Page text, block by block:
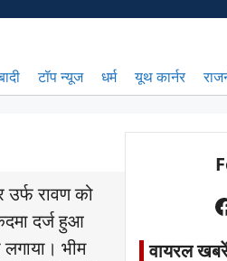
टॉप न्यूज धर्म यूथ कार्नर
रावण को
दर्ज हुआ
भीम
वायरल